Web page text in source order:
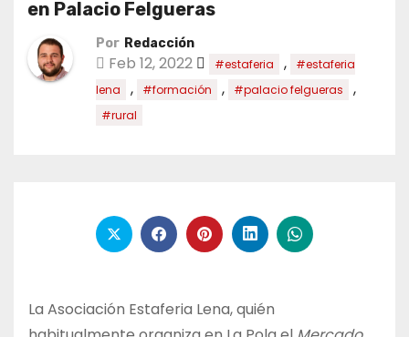
en Palacio Felgueras
Por Redacción
Feb 12, 2022 #estaferia ,
#estaferia
lena
, #formación , #palacio felgueras ,
#rural
La Asociación Estaferia Lena, quién